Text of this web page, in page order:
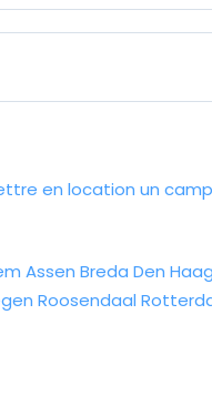
en location un
Assen Breda Den Haag
Roosendaal